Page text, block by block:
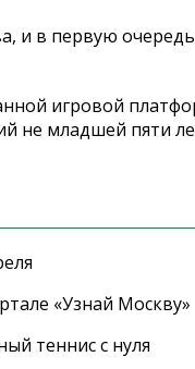
и в первую
игровой
не младшей пяти
«Узнай Москву»
теннис с нуля